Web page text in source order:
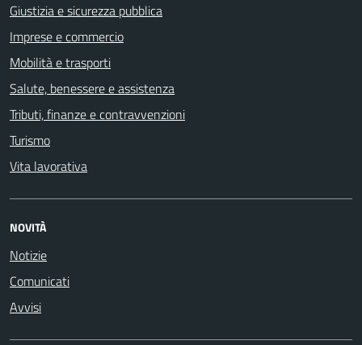
Giustizia e sicurezza pubblica
Imprese e commercio
Mobilità e trasporti
Salute, benessere e assistenza
Tributi, finanze e contravvenzioni
Turismo
Vita lavorativa
NOVITÀ
Notizie
Comunicati
Avvisi